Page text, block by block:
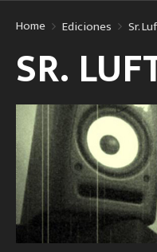
Home Ediciones Sr.
SR.